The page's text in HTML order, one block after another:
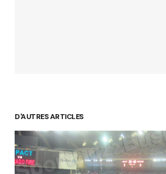
D'AUTRES ARTICLES